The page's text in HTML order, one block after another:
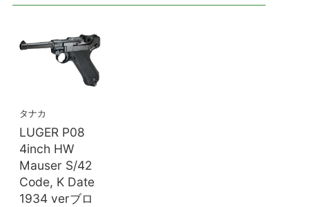
タナカ
LUGER P08
4inch HW
Mauser S/42
Code, K Date
1934 verブロ